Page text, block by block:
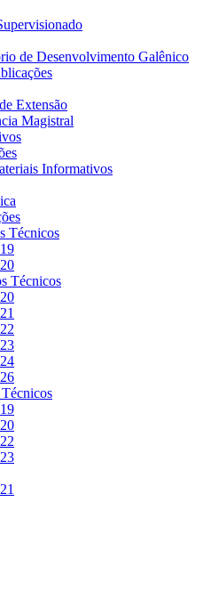
de Desenvolvimento Galênico
Extensão
Magistral
Informativos
Técnicos
Técnicos